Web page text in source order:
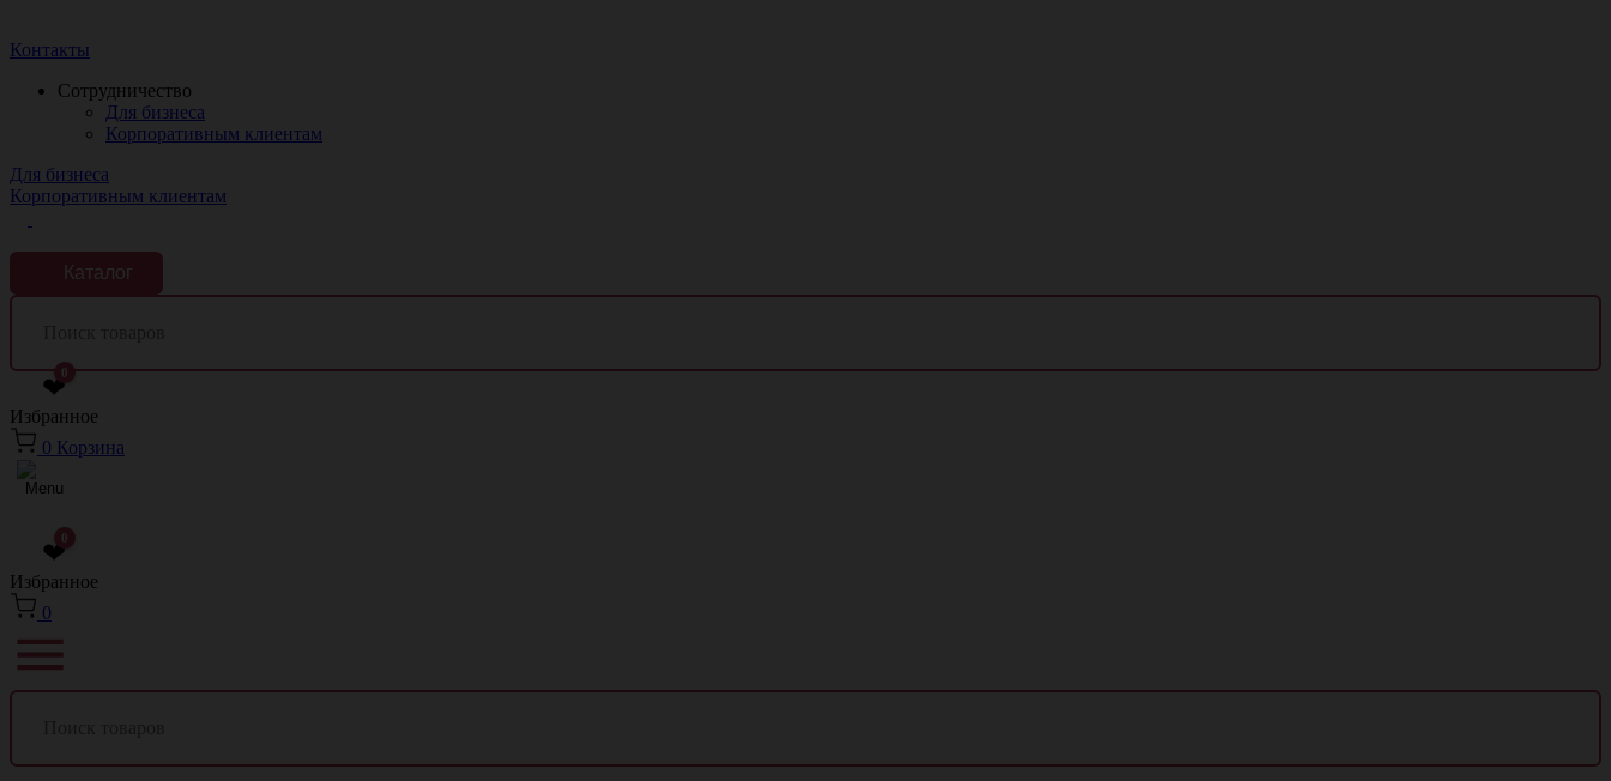
Контакты
Сотрудничество
Для бизнеса
Корпоративным клиентам
Для бизнеса
Корпоративным клиентам
Каталог
❤
0
Избранное
0 Корзина
❤
0
Избранное
0